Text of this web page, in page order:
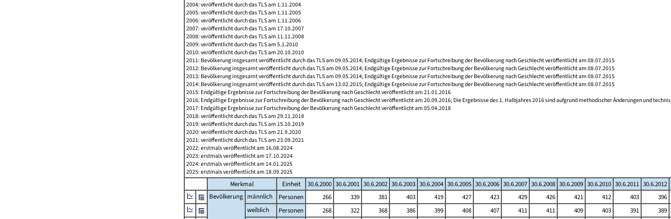
2004: veröffentlicht durch das TLS am 1.11.2004
2005: veröffentlicht durch das TLS am 1.11.2005
2006: veröffentlicht durch das TLS am 1.11.2006
2007: veröffentlicht durch das TLS am 17.10.2007
2008: veröffentlicht durch das TLS am 11.11.2008
2009: veröffentlicht durch das TLS am 5.1.2010
2010: veröffentlicht durch das TLS am 20.10.2010
2011: Bevölkerung insgesamt veröffentlicht durch das TLS am 09.05.2014; Endgültige Ergebnisse zur Fortschreibung der Bevölkerung nach Geschlecht veröffentlicht am 08.07.2015
2012: Bevölkerung insgesamt veröffentlicht durch das TLS am 09.05.2014; Endgültige Ergebnisse zur Fortschreibung der Bevölkerung nach Geschlecht veröffentlicht am 08.07.2015
2013: Bevölkerung insgesamt veröffentlicht durch das TLS am 09.05.2014; Endgültige Ergebnisse zur Fortschreibung der Bevölkerung nach Geschlecht veröffentlicht am 08.07.2015
2014: Bevölkerung insgesamt veröffentlicht durch das TLS am 13.02.2015; Endgültige Ergebnisse zur Fortschreibung der Bevölkerung nach Geschlecht veröffentlicht am 08.07.2015
2015: Endgültige Ergebnisse zur Fortschreibung der Bevölkerung nach Geschlecht veröffentlicht am 21.01.2016
2016: Endgültige Ergebnisse zur Fortschreibung der Bevölkerung nach Geschlecht veröffentlicht am 20.09.2016; Die Ergebnisse des 1. Halbjahres 2016 sind aufgrund methodischer Änderungen und
2017: Endgültige Ergebnisse zur Fortschreibung der Bevölkerung nach Geschlecht veröffentlicht am 05.04.2018
2018: veröffentlicht durch das TLS am 29.11.2018
2019: veröffentlicht durch das TLS am 15.10.2019
2020: veröffentlicht durch das TLS am 21.9.2020
2021: veröffentlicht durch das TLS am 23.09.2021
2022: erstmals veröffentlicht am 16.08.2024
2023: erstmals veröffentlicht am 17.10.2024
2024: erstmals veröffentlicht am 14.01.2025
2025: erstmals veröffentlicht am 18.09.2025
Merkmal Einheit 30.6.2000 30.6.2001 30.6.2002 30.6.2003 30.6.2004 30.6.2005 30.6.2006 30.6.2007 30.6.2008 30.6.2009 30.6.2010 30.6.2011 30.6.2012
Bevölkerung männlich Personen 266 339 381 403 419 427 423 429 426 421 412 403
396
weiblich
Personen 268 322 368 386 399 408 407 411 411 409 403 391
389